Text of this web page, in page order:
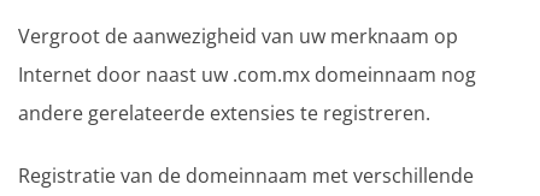
Vergroot de aanwezigheid van uw merknaam op
Internet door naast uw .com.mx domeinnaam nog
andere gerelateerde extensies te registreren.
Registratie van de domeinnaam met verschillende